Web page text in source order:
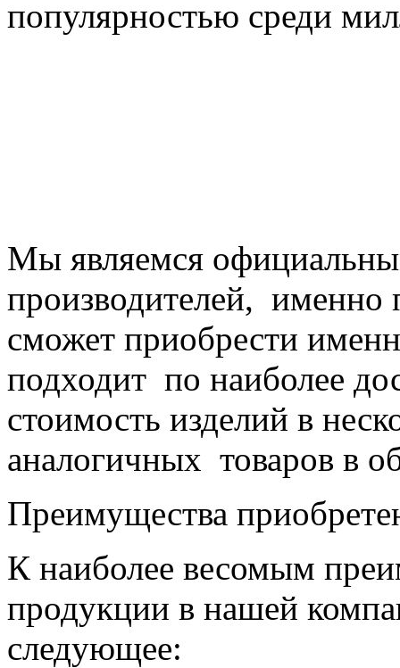
популярностью среди
Мы являемся
производителей, именно
сможет приобрести
подходит по наиболее
стоимость изделий в
аналогичных товаров в
Преимущества
К наиболее весомым
продукции в нашей
следующее: